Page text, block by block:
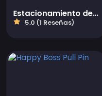
Estacionamiento del profesor
5.0 (1 Reseñas)